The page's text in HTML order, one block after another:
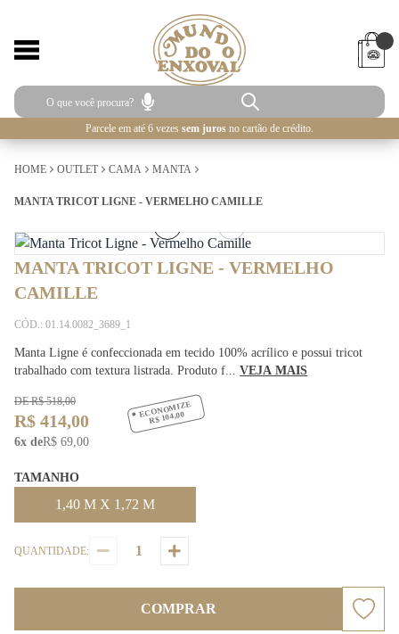
Parcele em até 6 vezes sem juros no cartão de crédito.
HOME OUTLET CAMA MANTA
MANTA TRICOT LIGNE - VERMELHO CAMILLE
MANTA TRICOT LIGNE - VERMELHO
CAMILLE
CÓD.: 01.14.0082_3689_1
Manta Ligne é confeccionada em tecido 100% acrílico e possui tricot
trabalhado com textura listrada. Produto f... VEJA MAIS
DE R$ 518,00
R$ 414,00
6x deR$ 69,00
ECONOMIZE
R$ 104,00
TAMANHO
1,40 M X 1,72 M
QUANTIDADE:
COMPRAR